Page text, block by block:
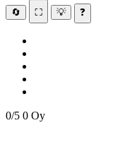
🔄 ⛶ 💡 ❓
0/5 0 Oy